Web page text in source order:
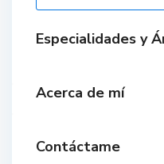
Especialidades y
Acerca de mí
Contáctame